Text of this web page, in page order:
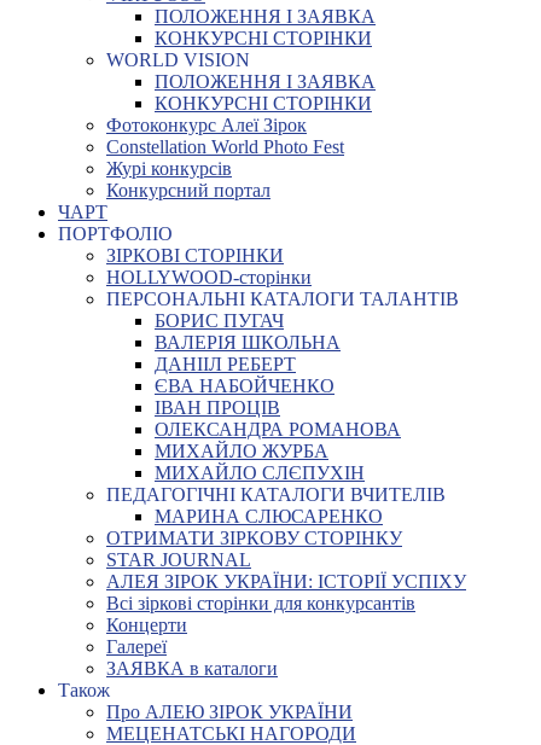
ПОЛОЖЕННЯ І ЗАЯВКА
КОНКУРСНІ СТОРІНКИ
WORLD VISION
ПОЛОЖЕННЯ І ЗАЯВКА
КОНКУРСНІ СТОРІНКИ
Фотоконкурс Алеї Зірок
Constellation World Photo Fest
Журі конкурсів
Конкурсний портал
ЧАРТ
ПОРТФОЛІО
ЗІРКОВІ СТОРІНКИ
HOLLYWOOD-сторінки
ПЕРСОНАЛЬНІ КАТАЛОГИ ТАЛАНТІВ
БОРИС ПУГАЧ
ВАЛЕРІЯ ШКОЛЬНА
ДАНІІЛ РЕБЕРТ
ЄВА НАБОЙЧЕНКО
ІВАН ПРОЦІВ
ОЛЕКСАНДРА РОМАНОВА
МИХАЙЛО ЖУРБА
МИХАЙЛО СЛЄПУХІН
ПЕДАГОГІЧНІ КАТАЛОГИ ВЧИТЕЛІВ
МАРИНА СЛЮСАРЕНКО
ОТРИМАТИ ЗІРКОВУ СТОРІНКУ
STAR JOURNAL
АЛЕЯ ЗІРОК УКРАЇНИ: ІСТОРІЇ УСПІХУ
Всі зіркові сторінки для конкурсантів
Концерти
Галереї
ЗАЯВКА в каталоги
Також
Про АЛЕЮ ЗІРОК УКРАЇНИ
МЕЦЕНАТСЬКІ НАГОРОДИ